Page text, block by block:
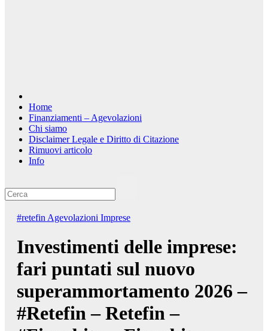
Home
Finanziamenti – Agevolazioni
Chi siamo
Disclaimer Legale e Diritto di Citazione
Rimuovi articolo
Info
#retefin Agevolazioni Imprese
Investimenti delle imprese:
fari puntati sul nuovo
superammortamento 2026 –
#Retefin – Retefin –